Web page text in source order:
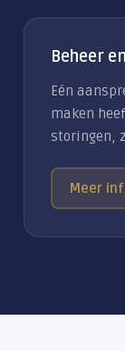
Beheer
Eén
maken
storingen,
Meer